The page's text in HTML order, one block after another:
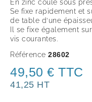
En zinc coulé sous
Se fixe rapidement et
de table d‘une
Il se fixe également
vis courantes.
Référence 28602
49,50 € TTC
41,25 HT